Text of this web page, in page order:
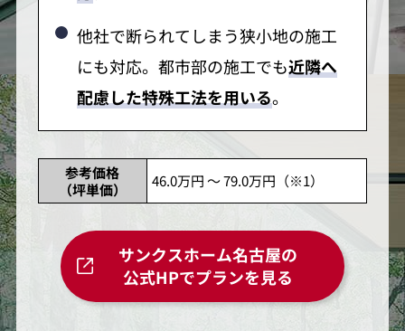
他社で断られてしまう狭小地の施工
にも対応。都市部の施工でも近隣へ
配慮した特殊工法を用いる。
参考価格
（坪単価）
46.0万円 ～ 79.0万円（※1）
サンクスホーム名古屋の
公式HPでプランを見る